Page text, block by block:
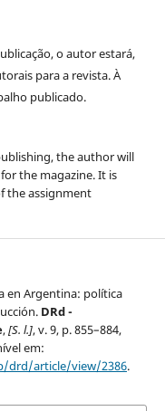
o autor estará,
para a revista. À
publicado.
the author will
the magazine. It is
the assignment
en Argentina: política
DRd -
,[S. l.], v. 9, p. 855–884,
em:
drd/article/view/2386.